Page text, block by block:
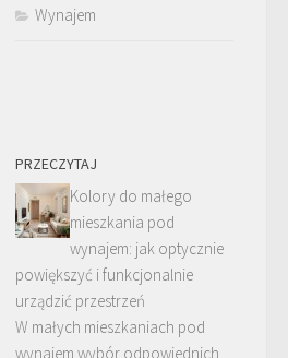
Wynajem
PRZECZYTAJ
Kolory do małego
mieszkania pod
wynajem: jak optycznie
powiększyć i funkcjonalnie
urządzić przestrzeń
W małych mieszkaniach pod
wynajem wybór odpowiednich